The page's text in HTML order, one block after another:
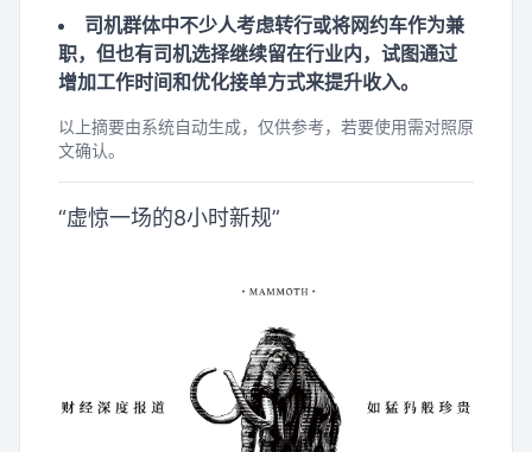
司机群体中不少人考虑转行或将网约车作为兼
职，但也有司机选择继续留在行业内，试图通过
增加工作时间和优化接单方式来提升收入。
以上摘要由系统自动生成，仅供参考，若要使用需对照原
文确认。
“虚惊一场的8小时新规”